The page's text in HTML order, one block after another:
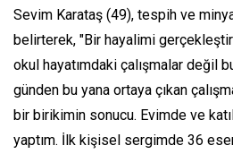
Sevim Karataş (49), tespih ve
belirterek, "Bir hayalimi
okul hayatımdaki çalışmalar değil
günden bu yana ortaya çıkan
bir birikimin sonucu. Evimde ve
yaptım. İlk kişisel sergimde 36